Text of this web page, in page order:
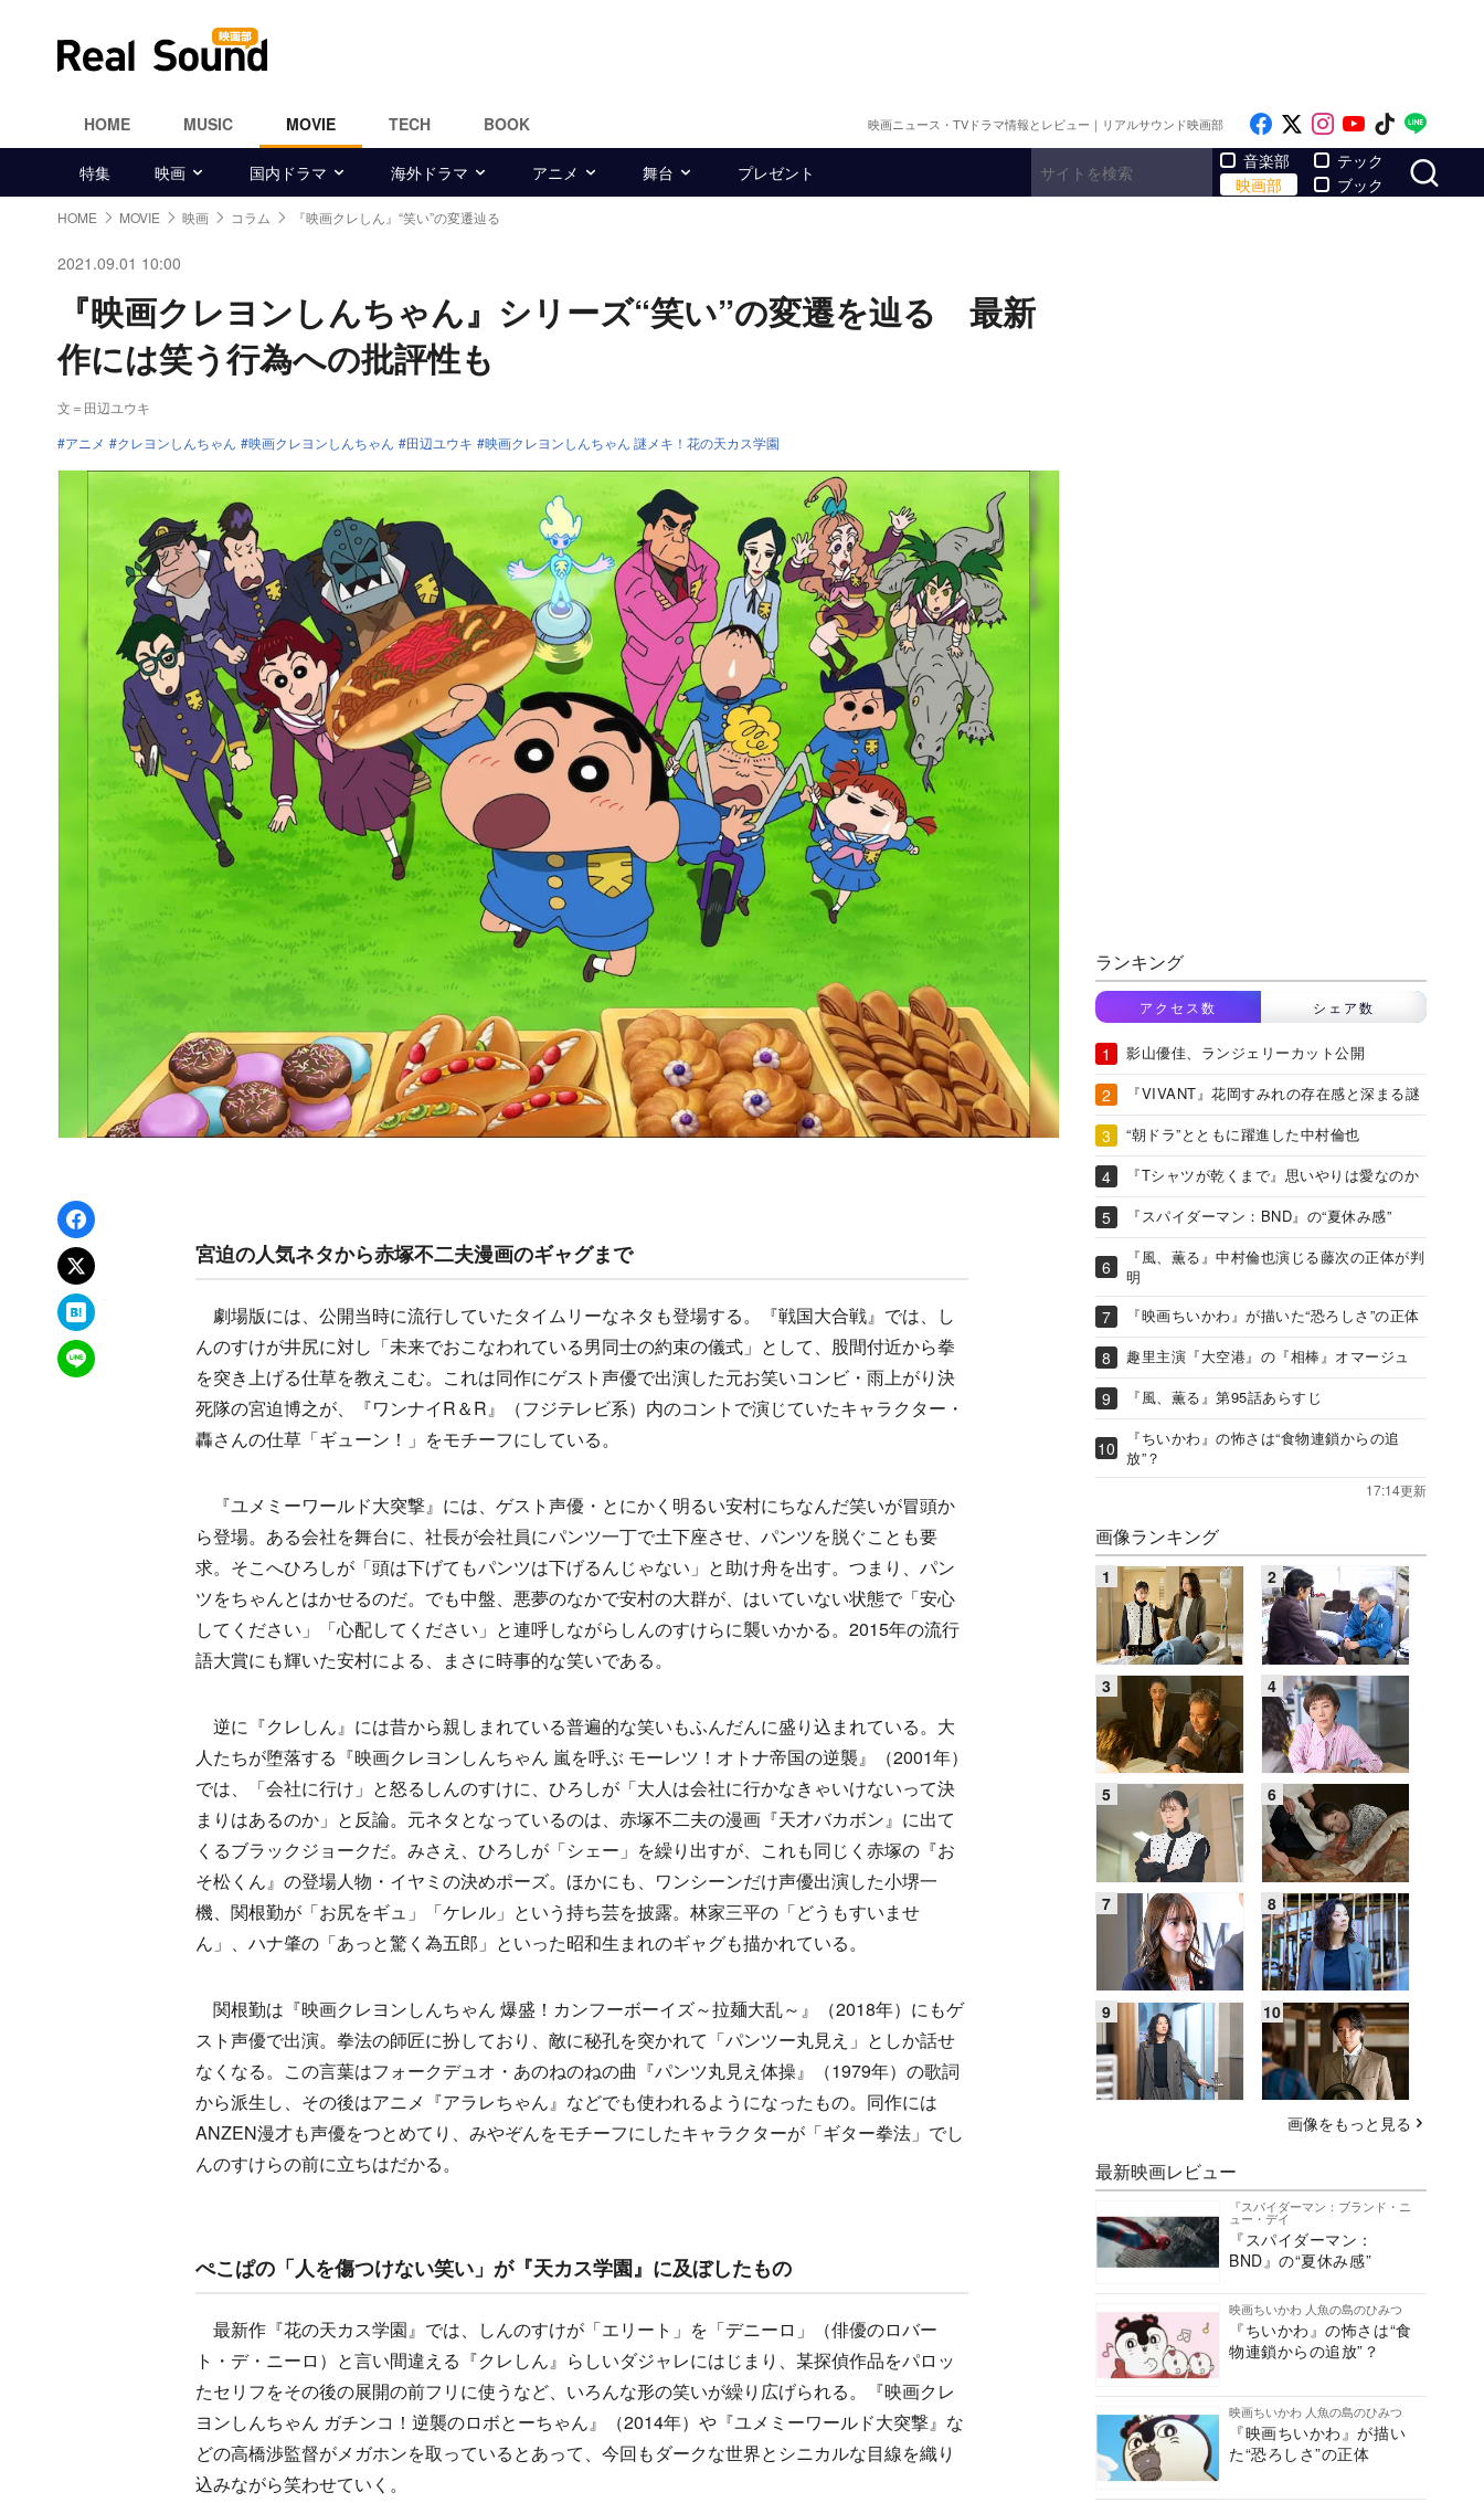
HOME MUSIC MOVIE TECH BOOK 映画ニュース・TVドラマ情報とレビュー｜リアルサウンド映画部 Like on Facebook
Follow on x
Follow on
Follow on
Follow
特集 映画 国内ドラマ 海外ドラマ アニメ 舞台 プレゼント
音楽部
映画部
テック
ブック
HOME MOVIE 映画 コラム 『映画クレしん』“笑い”の変遷辿る
2021.09.01 10:00
『映画クレヨンしんちゃん』シリーズ“笑い”の変遷を辿る 最新
作には笑う行為への批評性も
文＝田辺ユウキ
アニメ
クレヨンしんちゃん 映画クレヨンしんちゃん 田辺ユウキ 映画クレヨンしんちゃん 謎メキ！花の天カス学園
Facebookでシェア
xでポスト
はてなブックマーク
LINEで送る
宮迫の人気ネタから赤塚不二夫漫画のギャグまで
劇場版には、公開当時に流行していたタイムリーなネタも登場する。『戦国大合戦』では、し
んのすけが井尻に対し「未来でおこなわれている男同士の約束の儀式」として、股間付近から拳
を突き上げる仕草を教えこむ。これは同作にゲスト声優で出演した元お笑いコンビ・雨上がり決
死隊の宮迫博之が、『ワンナイR＆R』（フジテレビ系）内のコントで演じていたキャラクター・
轟さんの仕草「ギューン！」をモチーフにしている。
『ユメミーワールド大突撃』には、ゲスト声優・とにかく明るい安村にちなんだ笑いが冒頭か
ら登場。ある会社を舞台に、社長が会社員にパンツ一丁で土下座させ、パンツを脱ぐことも要
求。そこへひろしが「頭は下げてもパンツは下げるんじゃない」と助け舟を出す。つまり、パン
ツをちゃんとはかせるのだ。でも中盤、悪夢のなかで安村の大群が、はいていない状態で「安心
してください」「心配してください」と連呼しながらしんのすけらに襲いかかる。2015年の流行
語大賞にも輝いた安村による、まさに時事的な笑いである。
逆に『クレしん』には昔から親しまれている普遍的な笑いもふんだんに盛り込まれている。大
人たちが堕落する『映画クレヨンしんちゃん 嵐を呼ぶ モーレツ！オトナ帝国の逆襲』（2001年）
では、「会社に行け」と怒るしんのすけに、ひろしが「大人は会社に行かなきゃいけないって決
まりはあるのか」と反論。元ネタとなっているのは、赤塚不二夫の漫画『天才バカボン』に出て
くるブラックジョークだ。みさえ、ひろしが「シェー」を繰り出すが、これも同じく赤塚の『お
そ松くん』の登場人物・イヤミの決めポーズ。ほかにも、ワンシーンだけ声優出演した小堺一
機、関根勤が「お尻をギュ」「ケレル」という持ち芸を披露。林家三平の「どうもすいませ
ん」、ハナ肇の「あっと驚く為五郎」といった昭和生まれのギャグも描かれている。
関根勤は『映画クレヨンしんちゃん 爆盛！カンフーボーイズ～拉麺大乱～』（2018年）にもゲ
スト声優で出演。拳法の師匠に扮しており、敵に秘孔を突かれて「パンツー丸見え」としか話せ
なくなる。この言葉はフォークデュオ・あのねのねの曲『パンツ丸見え体操』（1979年）の歌詞
から派生し、その後はアニメ『アラレちゃん』などでも使われるようになったもの。同作には
ANZEN漫才も声優をつとめてり、みやぞんをモチーフにしたキャラクターが「ギター拳法」でし
んのすけらの前に立ちはだかる。
ぺこぱの「人を傷つけない笑い」が『天カス学園』に及ぼしたもの
最新作『花の天カス学園』では、しんのすけが「エリート」を「デニーロ」（俳優のロバー
ト・デ・ニーロ）と言い間違える『クレしん』らしいダジャレにはじまり、某探偵作品をパロッ
たセリフをその後の展開の前フリに使うなど、いろんな形の笑いが繰り広げられる。『映画クレ
ヨンしんちゃん ガチンコ！逆襲のロボとーちゃん』（2014年）や『ユメミーワールド大突撃』な
どの高橋渉監督がメガホンを取っているとあって、今回もダークな世界とシニカルな目線を織り
込みながら笑わせていく。
ランキング
アクセス数 シェア数
影山優佳、ランジェリーカット公開
『VIVANT』花岡すみれの存在感と深まる謎
“朝ドラ”とともに躍進した中村倫也
『Tシャツが乾くまで』思いやりは愛なのか
『スパイダーマン：BND』の“夏休み感”
『風、薫る』中村倫也演じる藤次の正体が判
明
『映画ちいかわ』が描いた“恐ろしさ”の正体
趣里主演『大空港』の『相棒』オマージュ
『風、薫る』第95話あらすじ
『ちいかわ』の怖さは“食物連鎖からの追
放”？
17:14更新
画像ランキング
画像をもっと見る
最新映画レビュー
『スパイダーマン：ブランド・ニ
ュー・デイ
『スパイダーマン：
BND』の“夏休み感”
映画ちいかわ 人魚の島のひみつ
『ちいかわ』の怖さは“食
物連鎖からの追放”？
映画ちいかわ 人魚の島のひみつ
『映画ちいかわ』が描い
た“恐ろしさ”の正体